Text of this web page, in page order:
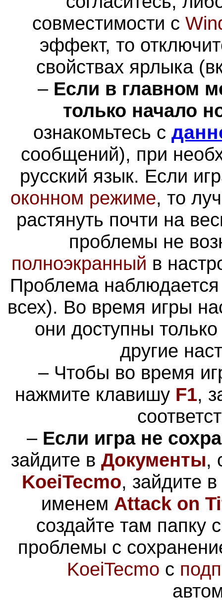
совместимости с
эффект, то
свойствах ярлыка
– Если в главном
только начало
ознакомьтесь с
сообщений), при
русский язык. Если
оконном режиме, то
растянуть почти на
проблемы не
полноэкранный в
Проблема
всех). Во время игры
они доступны
другие
– Чтобы во время
нажмите клавишу F1,
– Если игра не
зайдите в Документы,
KoeiTecmo, зайдите
именем Attack on
создайте там папку
проблемы с
KoeiTecmo с